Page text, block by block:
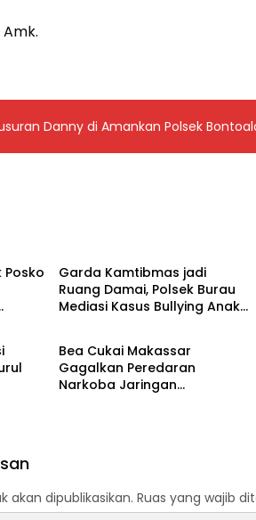
Danny di Amankan Polsek
Posko
Garda Kamtibmas jadi
Ruang Damai, Polsek Burau
Mediasi Kasus Bullying Anak
Input Hukrim
Bea Cukai Makassar
Gagalkan Peredaran
Narkoba Jaringan
akan dipublikasikan. Ruas yang wajib